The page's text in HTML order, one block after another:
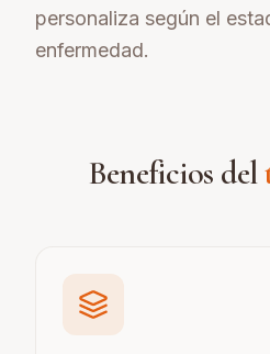
personaliza según el
enfermedad.
Beneficios del